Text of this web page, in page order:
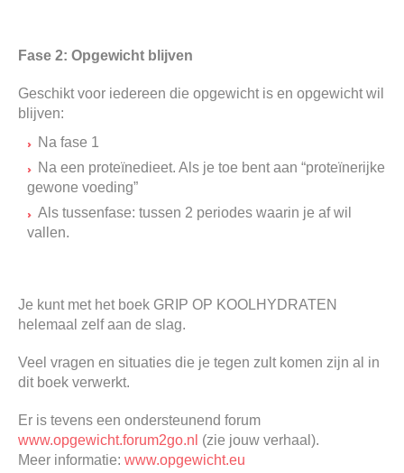
Fase 2: Opgewicht blijven
Geschikt voor iedereen die opgewicht is en opgewicht wil
blijven:
Na fase 1
Na een proteïnedieet. Als je toe bent aan “proteïnerijke
gewone voeding”
Als tussenfase: tussen 2 periodes waarin je af wil
vallen.
Je kunt met het boek GRIP OP KOOLHYDRATEN
helemaal zelf aan de slag.
Veel vragen en situaties die je tegen zult komen zijn al in
dit boek verwerkt.
Er is tevens een ondersteunend forum
www.opgewicht.forum2go.nl (zie jouw verhaal).
Meer informatie: www.opgewicht.eu